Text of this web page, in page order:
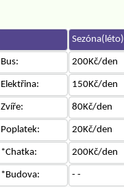
Sezóna(léto)
Bus: 200Kč/den
Elektřina: 150Kč/den
Zvíře: 80Kč/den
Poplatek: 20Kč/den
*Chatka: 200Kč/den
*Budova: - -